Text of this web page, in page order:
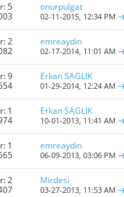
5
onurpulgat
02-11-2015, 12:34 PM
2
emreaydin
02-17-2014, 11:01 AM
9
Erkan SAGLIK
01-29-2014, 12:24 AM
1
Erkan SAGLIK
10-01-2013, 11:41 AM
1
emreaydin
06-09-2013,03:06 PM
2
Mirdesi
03-27-2013, 11:53 AM